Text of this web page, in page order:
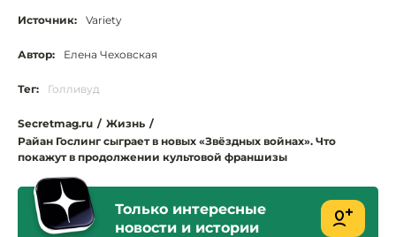
Источник: Variety
Автор: Елена Чеховская
Тег: Голливуд
Secretmag.ru / Жизнь /
Райан Гослинг сыграет в новых «Звёздных войнах». Что
покажут в продолжении культовой франшизы
Только интересные
новости и истории